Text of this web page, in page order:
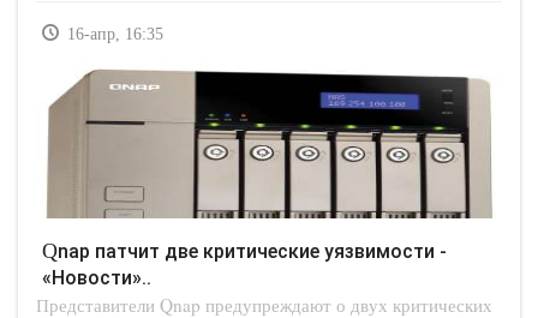
16-апр, 16:35
Qnap патчит две критические уязвимости -
«Новости»..
Представители Qnap предупреждают о двух критических